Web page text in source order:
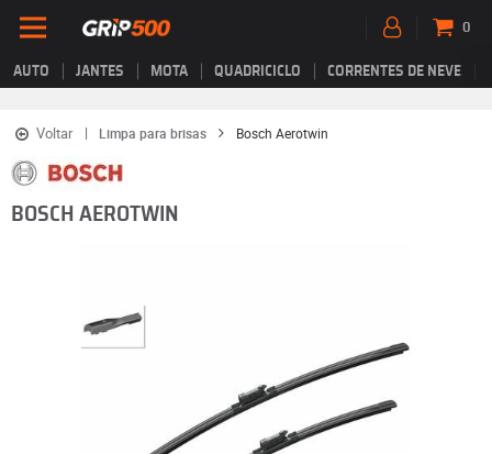
AUTO JANTES MOTA QUADRICICLO CORRENTES DE NEVE
0
Voltar Limpa para brisas Bosch Aerotwin
BOSCH AEROTWIN